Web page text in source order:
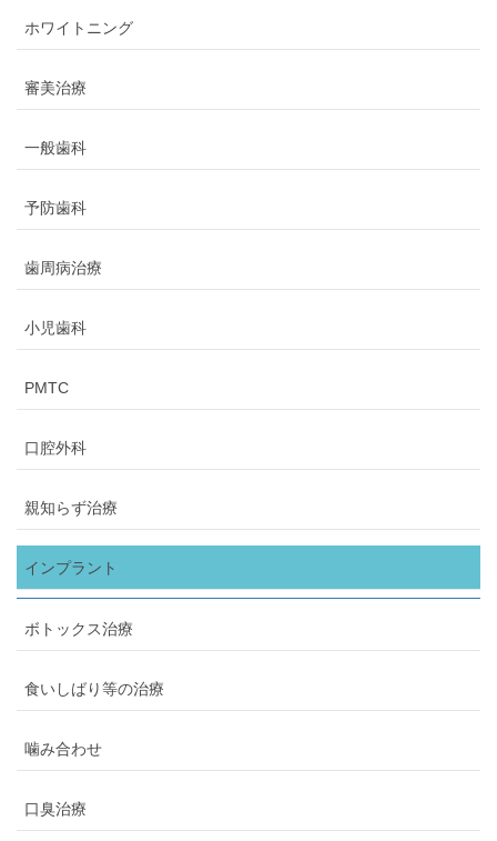
ホワイトニング
審美治療
一般歯科
予防歯科
歯周病治療
小児歯科
PMTC
口腔外科
親知らず治療
インプラント
ボトックス治療
食いしばり等の治療
噛み合わせ
口臭治療